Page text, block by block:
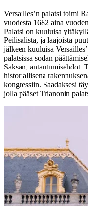
Versailles’n palatsi toimi
vuodesta 1682 aina
Palatsi on kuuluisa
Peilisalista, ja laajoista
jälkeen kuuluisa
palatsissa sodan
Saksan, antautumisehdot.
historiallisena
kongressiin. Saadaksesi
jolla pääset Trianonin